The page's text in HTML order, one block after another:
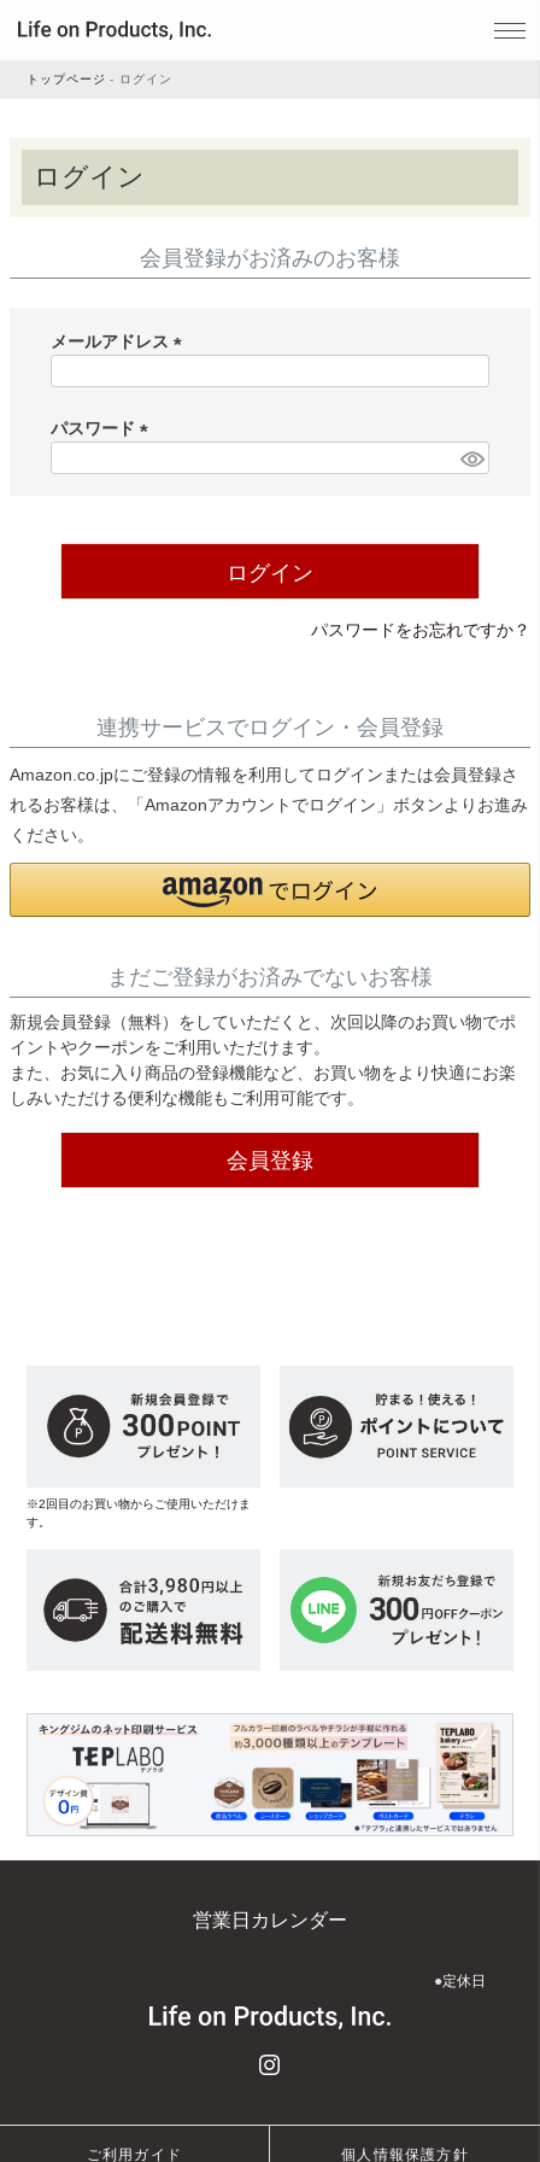
家電
ビューティー
デジタル雑貨
アウトレット
トップページ ログイン
ログイン
会員登録がお済みのお客様
メールアドレス
)
パスワード
ログイン
パスワードをお忘れですか？
連携サービスでログイン・会員登録
Amazon.co.jpにご登録の情報を利用してログインまたは会員登録さ
れるお客様は、「Amazonアカウントでログイン」ボタンよりお進み
ください。
まだご登録がお済みでないお客様
新規会員登録（無料）をしていただくと、次回以降のお買い物でポ
イントやクーポンをご利用いただけます。
また、お気に入り商品の登録機能など、お買い物をより快適にお楽
しみいただける便利な機能もご利用可能です。
会員登録
※2回目のお買い物からご使用いただけま
す。
営業日カレンダー
●定休日
ご利用ガイド 個人情報保護方針